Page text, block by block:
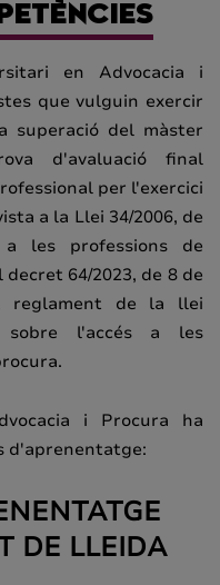
en Advocacia i
que vulguin exercir
superació del màster
d'avaluació final
per l'exercici
a la Llei 34/2006, de
les professions de
64/2023, de 8 de
reglament de la llei
sobre l'accés a les
i Procura ha
d'aprenentatge:
DE LLEIDA